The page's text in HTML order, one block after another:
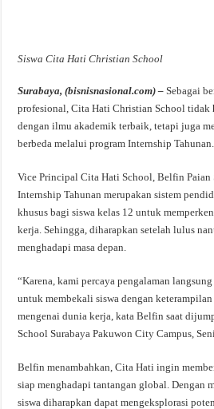
Siswa Cita Hati Christian School
Surabaya, (bisnisnasional.com) – Sebagai
profesional, Cita Hati Christian School tidak
dengan ilmu akademik terbaik, tetapi juga
berbeda melalui program Internship Tahunan.
Vice Principal Cita Hati School, Belfin Paian
Internship Tahunan merupakan sistem
khusus bagi siswa kelas 12 untuk
kerja. Sehingga, diharapkan setelah lulus
menghadapi masa depan.
“Karena, kami percaya pengalaman
untuk membekali siswa dengan
mengenai dunia kerja, kata Belfin saat
School Surabaya Pakuwon City Campus,
Belfin menambahkan, Cita Hati ingin
siap menghadapi tantangan global. Dengan
siswa diharapkan dapat mengeksplorasi